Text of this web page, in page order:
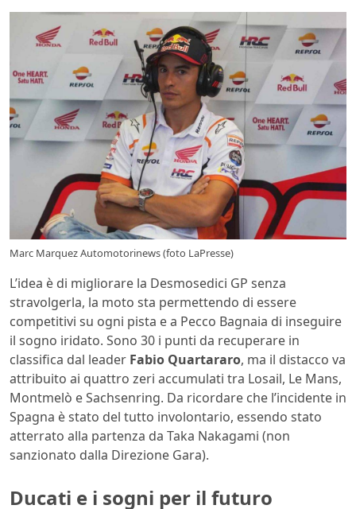
Marc Marquez Automotorinews (foto LaPresse)
L’idea è di migliorare la Desmosedici GP senza
stravolgerla, la moto sta permettendo di essere
competitivi su ogni pista e a Pecco Bagnaia di inseguire
il sogno iridato. Sono 30 i punti da recuperare in
classifica dal leader Fabio Quartararo, ma il distacco va
attribuito ai quattro zeri accumulati tra Losail, Le Mans,
Montmelò e Sachsenring. Da ricordare che l’incidente in
Spagna è stato del tutto involontario, essendo stato
atterrato alla partenza da Taka Nakagami (non
sanzionato dalla Direzione Gara).
Ducati e i sogni per il futuro